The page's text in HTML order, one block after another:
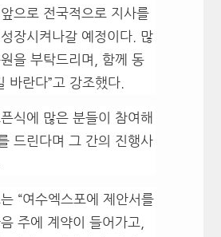
으로 전국적으로 지사를
장시켜나갈 예정이다. 많
을 부탁드리며, 함께 동
바란다”고 강조했다.
식에 많은 분들이 참여해
드린다며 그 간의 진행사
“여수엑스포에 제안서를
주에 계약이 들어가고,